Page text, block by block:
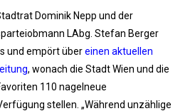
Dominik Nepp und der
LAbg. Stefan Berger
und empört übereinen aktuellen
, wonach die Stadt Wien und die
110 nagelneue
stellen. „Während unzählige